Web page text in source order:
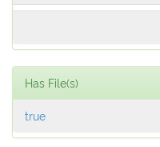
Has File(s)
true